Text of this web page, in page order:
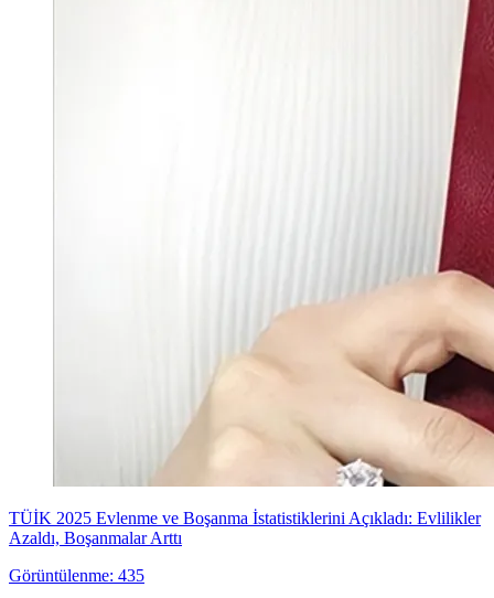
TÜİK 2025 Evlenme ve Boşanma İstatistiklerini Açıkladı: Evlilikler
Azaldı, Boşanmalar Arttı
Görüntülenme: 435